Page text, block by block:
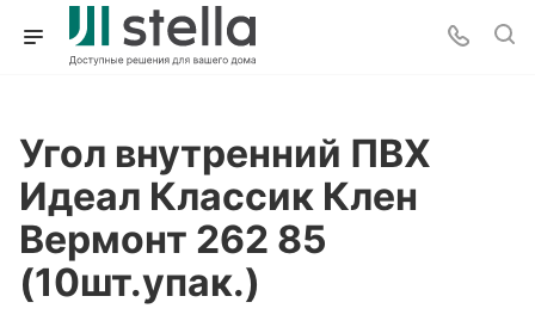
Угол внутренний ПВХ
Идеал Классик Клен
Вермонт 262 85
(10шт.упак.)